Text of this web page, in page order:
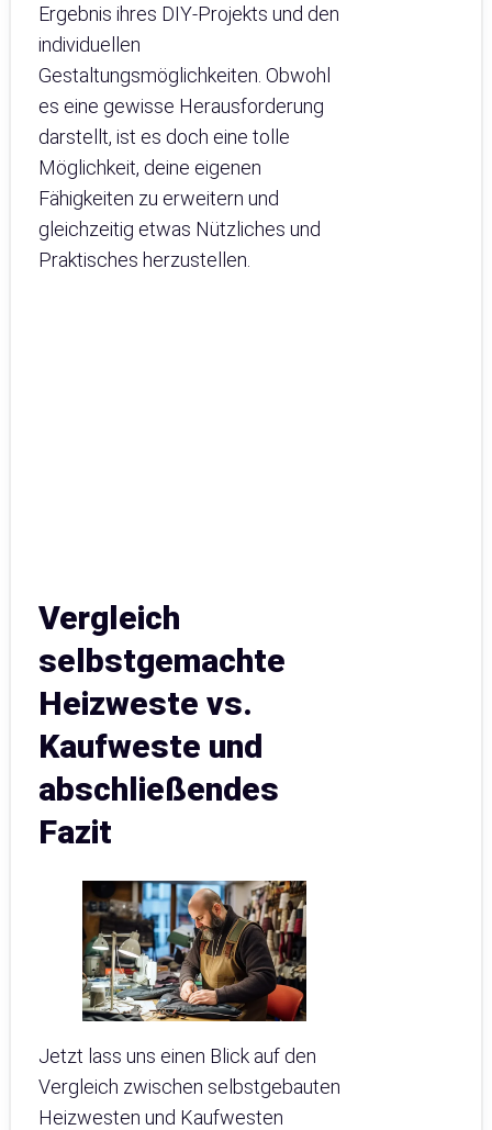
Ergebnis ihres DIY-Projekts und den
individuellen
Gestaltungsmöglichkeiten. Obwohl
es eine gewisse Herausforderung
darstellt, ist es doch eine tolle
Möglichkeit, deine eigenen
Fähigkeiten zu erweitern und
gleichzeitig etwas Nützliches und
Praktisches herzustellen.
Vergleich
selbstgemachte
Heizweste vs.
Kaufweste und
abschließendes
Fazit
Jetzt lass uns einen Blick auf den
Vergleich zwischen selbstgebauten
Heizwesten und Kaufwesten